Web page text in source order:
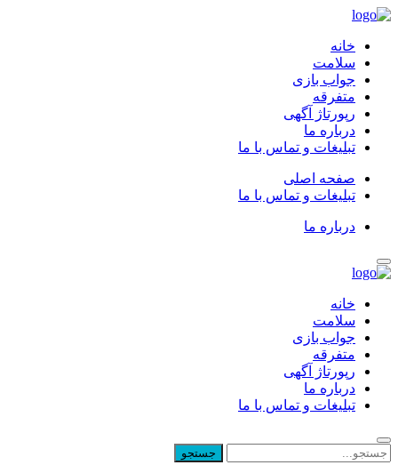
خانه
سلامت
جواب بازی
متفرقه
رپورتاژ آگهی
درباره ما
تبلیغات و تماس با ما
صفحه اصلی
تبلیغات و تماس با ما
درباره ما
خانه
سلامت
جواب بازی
متفرقه
رپورتاژ آگهی
درباره ما
تبلیغات و تماس با ما